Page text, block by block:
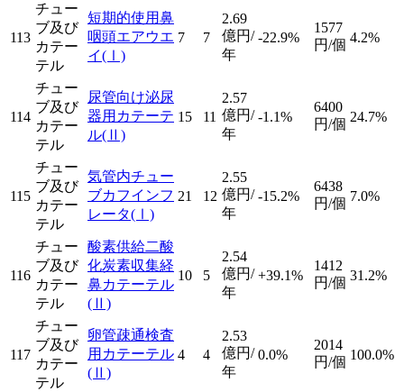
113
チュー
ブ及び
カテー
テル
短期的使用鼻
咽頭エアウエ
イ(Ⅰ)
7 7
2.69
億円/
年
-22.9%
1577
円/個 4.2%
114
チュー
ブ及び
カテー
テル
尿管向け泌尿
器用カテーテ
ル(Ⅱ)
15 11
2.57
億円/
年
-1.1%
6400
円/個 24.7%
115
チュー
ブ及び
カテー
テル
気管内チュー
ブカフインフ
レータ(Ⅰ)
21 12
2.55
億円/
年
-15.2%
6438
円/個 7.0%
116
チュー
ブ及び
カテー
テル
酸素供給二酸
化炭素収集経
鼻カテーテル
(Ⅱ)
10 5
2.54
億円/
年
+39.1%
1412
円/個 31.2%
117
チュー
ブ及び
カテー
テル
卵管疎通検査
用カテーテル
(Ⅱ)
4 4
2.53
億円/
年
0.0%
2014
円/個 100.0%